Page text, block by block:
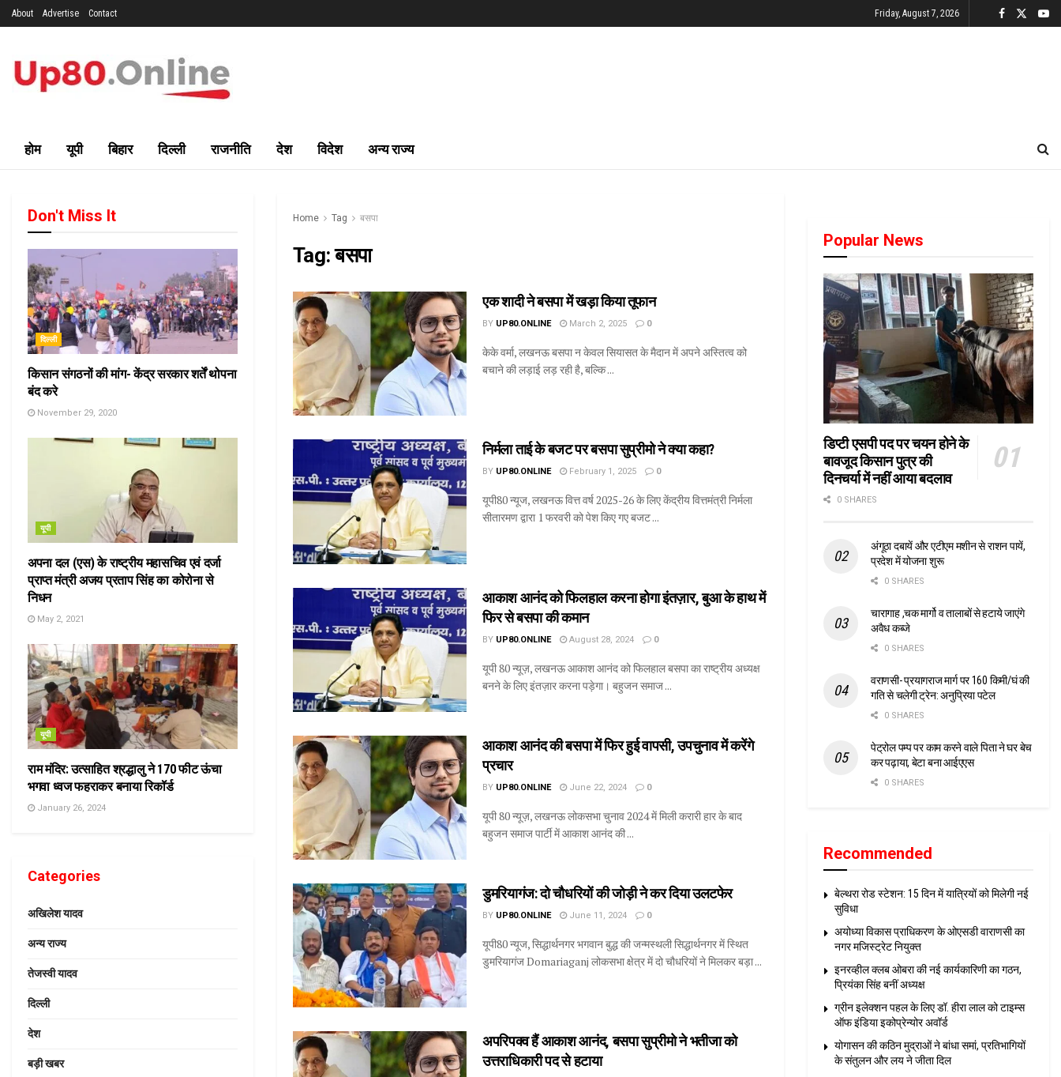
About Advertise Contact Friday, August 7, 2026
होम यूपी बिहार दिल्ली राजनीति देश विदेश अन्य राज्य
Home Tag बसपा
Tag:बसपा
एक शादी ने बसपा में खड़ा किया तूफान
BY UP80.ONLINE March 2, 2025 0
केके वर्मा, लखनऊ बसपा न केवल सियासत के मैदान में अपने अस्तित्व को
बचाने की लड़ाई लड़ रही है, बल्कि ...
निर्मला ताई के बजट पर बसपा सुप्रीमो ने क्या कहा?
BY UP80.ONLINE February 1, 2025 0
यूपी80 न्यूज, लखनऊ वित्त वर्ष 2025-26 के लिए केंद्रीय वित्तमंत्री निर्मला
सीतारमण द्वारा 1 फरवरी को पेश किए गए बजट ...
आकाश आनंद को फिलहाल करना होगा इंतज़ार, बुआ के हाथ में
फिर से बसपा की कमान
BY UP80.ONLINE August 28, 2024 0
यूपी 80 न्यूज़, लखनऊ आकाश आनंद को फिलहाल बसपा का राष्ट्रीय अध्यक्ष
बनने के लिए इंतज़ार करना पड़ेगा। बहुजन समाज ...
आकाश आनंद की बसपा में फिर हुई वापसी, उपचुनाव में करेंगे
प्रचार
BY UP80.ONLINE June 22, 2024 0
यूपी 80 न्यूज़, लखनऊ लोकसभा चुनाव 2024 में मिली करारी हार के बाद
बहुजन समाज पार्टी में आकाश आनंद की ...
डुमरियागंज: दो चौधरियों की जोड़ी ने कर दिया उलटफेर
BY UP80.ONLINE June 11, 2024 0
यूपी80 न्यूज, सिद्धार्थनगर भगवान बुद्ध की जन्मस्थली सिद्धार्थनगर में स्थित
डुमरियागंज Domariaganj लोकसभा क्षेत्र में दो चौधरियों ने मिलकर बड़ा ...
अपरिपक्व हैं आकाश आनंद, बसपा सुप्रीमो ने भतीजा को
उत्तराधिकारी पद से हटाया
Don't Miss It
दिल्ली
किसान संगठनों की मांग- केंद्र सरकार शर्तें थोपना
बंद करे
November 29, 2020
यूपी
अपना दल (एस) के राष्ट्रीय महासचिव एवं दर्जा
प्राप्त मंत्री अजय प्रताप सिंह का कोरोना से
निधन
May 2, 2021
यूपी
राम मंदिर: उत्साहित श्रद्धालु ने 170 फीट ऊंचा
भगवा ध्वज फहराकर बनाया रिकॉर्ड
January 26, 2024
Categories
अखिलेश यादव
अन्य राज्य
तेजस्वी यादव
दिल्ली
देश
बड़ी खबर
Popular News
डिप्टी एसपी पद पर चयन होने के
बावजूद किसान पुत्र की
दिनचर्या में नहीं आया बदलाव
0 SHARES
अंगूठा दबायें और एटीएम मशीन से राशन पायें,
प्रदेश में योजना शुरू
0 SHARES
चारागाह ,चक मार्गो व तालाबों से हटाये जाएंगे
अवैध कब्जे
0 SHARES
वराणसी- प्रयागराज मार्ग पर 160 किमी/घं की
गति से चलेगी ट्रेन: अनुप्रिया पटेल
0 SHARES
पेट्रोल पम्प पर काम करने वाले पिता ने घर बेच
कर पढ़ाया, बेटा बना आईएएस
0 SHARES
Recommended
बेल्थरा रोड स्टेशन: 15 दिन में यात्रियों को मिलेगी नई
सुविधा
अयोध्या विकास प्राधिकरण के ओएसडी वाराणसी का
नगर मजिस्ट्रेट नियुक्त
इनरव्हील क्लब ओबरा की नई कार्यकारिणी का गठन,
प्रियंका सिंह बनीं अध्यक्ष
ग्रीन इलेक्शन पहल के लिए डॉ. हीरा लाल को टाइम्स
ऑफ इंडिया इकोप्रेन्योर अवॉर्ड
योगासन की कठिन मुद्राओं ने बांधा समां, प्रतिभागियों
के संतुलन और लय ने जीता दिल